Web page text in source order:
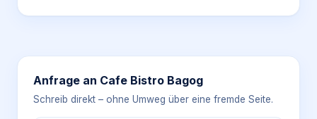
Anfrage an Cafe Bistro Bagog
Schreib direkt – ohne Umweg über eine fremde Seite.